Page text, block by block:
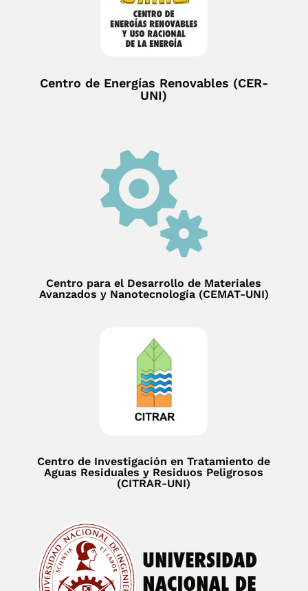
Centro de Energías Renovables (CER-
UNI)

Centro para el Desarrollo de Materiales
Avanzados y Nanotecnología (CEMAT-UNI)
Centro de Investigación en Tratamiento de
Aguas Residuales y Residuos Peligrosos
(CITRAR-UNI)